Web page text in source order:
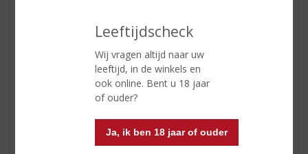
Leeftijdscheck
Wij vragen altijd naar uw
leeftijd, in de winkels en
ook online. Bent u 18 jaar
of ouder?
Ja, ik ben 18 jaar of ouder
cacao. Een zwart pepertje maakt
het geheel af.
In de afdronk vind je Spaans
eikenhout, vanille en geroosterde
amandelen aangevuld met cacao.
warme zoete tonen, fris
zomerfruit, hout en noten.